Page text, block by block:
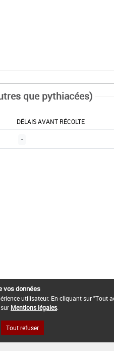
que pythiacées)
DÉLAIS AVANT RÉCOLTE
-
vos données
utilisateur. En cliquant sur "Tout
Mentions légales
Tout refuser